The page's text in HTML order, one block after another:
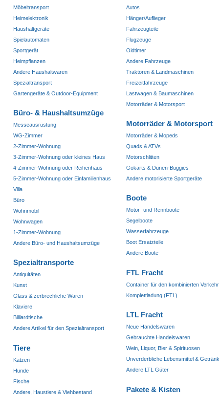
Möbeltransport
Heimelektronik
Haushaltgeräte
Spielautomaten
Sportgerät
Heimpflanzen
Andere Haushaltwaren
Spezialtransport
Gartengeräte & Outdoor-Equipment
Büro- & Haushaltsumzüge
Messeausrüstung
WG-Zimmer
2-Zimmer-Wohnung
3-Zimmer-Wohnung oder kleines Haus
4-Zimmer-Wohnung oder Reihenhaus
5-Zimmer-Wohnung oder Einfamilienhaus
Villa
Büro
Wohnmobil
Wohnwagen
1-Zimmer-Wohnung
Andere Büro- und Haushaltsumzüge
Spezialtransporte
Antiquitäten
Kunst
Glass & zerbrechliche Waren
Klaviere
Billiardtische
Andere Artikel für den Spezialtransport
Tiere
Katzen
Hunde
Fische
Andere, Haustiere & Viehbestand
Autos
Hänger/Auflieger
Fahrzeugteile
Flugzeuge
Oldtimer
Andere Fahrzeuge
Traktoren & Landmaschinen
Freizeitfahrzeuge
Lastwagen & Baumaschinen
Motorräder & Motorsport
Motorräder & Motorsport
Motorräder & Mopeds
Quads & ATVs
Motorschlitten
Gokarts & Dünen-Buggies
Andere motorisierte Sportgeräte
Boote
Motor- und Rennboote
Segelboote
Wasserfahrzeuge
Boot Ersatzteile
Andere Boote
FTL Fracht
Container für den kombinierten Verkehr
Komplettladung (FTL)
LTL Fracht
Neue Handelswaren
Gebrauchte Handelswaren
Wein, Liquor, Bier & Spirituosen
Unverderbliche Lebensmittel &
Andere LTL Güter
Pakete & Kisten